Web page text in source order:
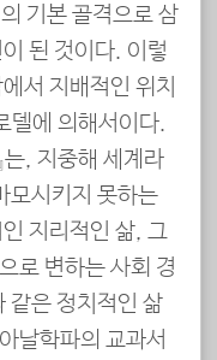
기본 골격으로 삼
된 것이다. 이렇
서 지배적인 위치
델에 의해서이다.
는, 지중해 세계라
모시키지 못하는
지리적인 삶, 그
로 변하는 사회 경
같은 정치적인 삶
날학파의 교과서